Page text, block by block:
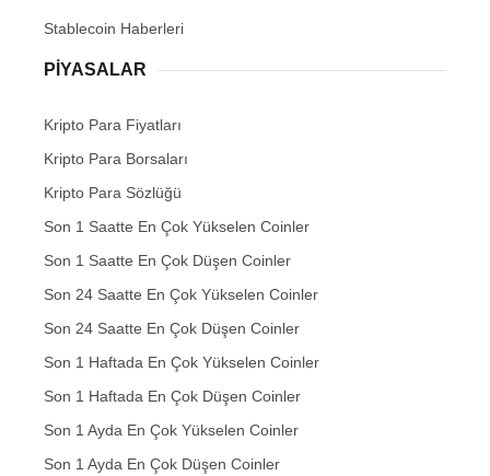
Stablecoin Haberleri
PIYASALAR
Kripto Para Fiyatları
Kripto Para Borsaları
Kripto Para Sözlüğü
Son 1 Saatte En Çok Yükselen Coinler
Son 1 Saatte En Çok Düşen Coinler
Son 24 Saatte En Çok Yükselen Coinler
Son 24 Saatte En Çok Düşen Coinler
Son 1 Haftada En Çok Yükselen Coinler
Son 1 Haftada En Çok Düşen Coinler
Son 1 Ayda En Çok Yükselen Coinler
Son 1 Ayda En Çok Düşen Coinler